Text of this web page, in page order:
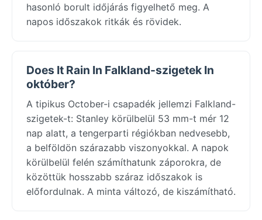
hasonló borult időjárás figyelhető meg. A
napos időszakok ritkák és rövidek.
Does It Rain In Falkland-szigetek In
október?
A tipikus October-i csapadék jellemzi Falkland-
szigetek-t: Stanley körülbelül 53 mm-t mér 12
nap alatt, a tengerparti régiókban nedvesebb,
a belföldön szárazabb viszonyokkal. A napok
körülbelül felén számíthatunk záporokra, de
közöttük hosszabb száraz időszakok is
előfordulnak. A minta változó, de kiszámítható.